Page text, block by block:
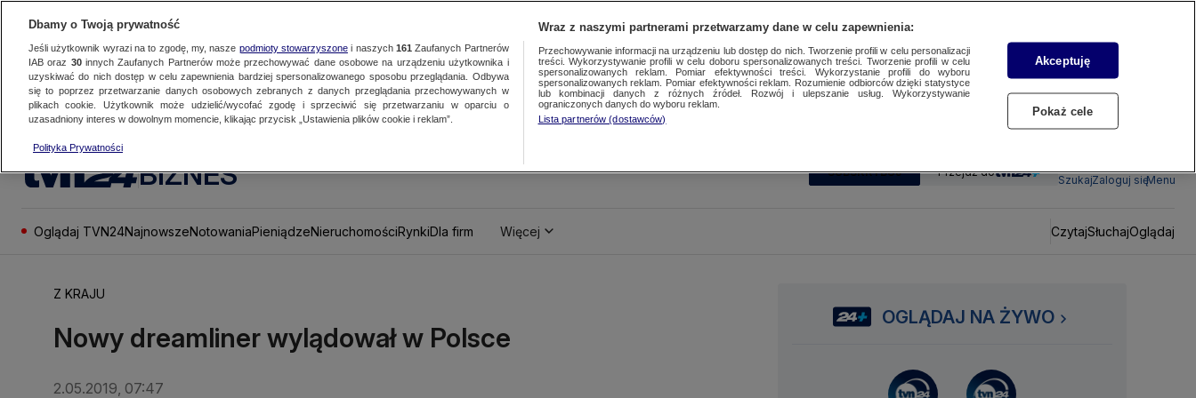
BIZNES SUBSKRYBUJ Przejdź do
SzukajZaloguj sięMenu
Oglądaj TVN24NajnowszeNotowaniaPieniądzeNieruchomościRynkiDla firm Więcej CzytajSłuchajOglądaj
Z KRAJU
Nowy dreamliner wylądował w Polsce
2.05.2019, 07:47
OGLĄDAJ NA ŻYWO
Dbamy o Twoją prywatność
Jeśli użytkownik wyrazi na to zgodę, my, nasze podmioty stowarzyszonei naszych 161 Zaufanych Partnerów
IAB oraz 30innych Zaufanych Partnerów może przechowywać dane osobowe na urządzeniu użytkownika i
uzyskiwać do nich dostęp w celu zapewnienia bardziej spersonalizowanego sposobu przeglądania. Odbywa
się to poprzez przetwarzanie danych osobowych zebranych z danych przeglądania przechowywanych w
plikach cookie. Użytkownik może udzielić/wycofać zgodę i sprzeciwić się przetwarzaniu w oparciu o
uzasadniony interes w dowolnym momencie, klikając przycisk „Ustawienia plików cookie i reklam”.
Polityka Prywatności
Wraz z naszymi partnerami przetwarzamy dane w celu zapewnienia:
Przechowywanie informacji na urządzeniu lub dostęp do nich. Tworzenie profili w celu personalizacji
treści. Wykorzystywanie profili w celu doboru spersonalizowanych treści. Tworzenie profili w celu
spersonalizowanych reklam. Pomiar efektywności treści. Wykorzystanie profili do wyboru
spersonalizowanych reklam. Pomiar efektywności reklam. Rozumienie odbiorców dzięki statystyce
lub kombinacji danych z różnych źródeł. Rozwój i ulepszanie usług. Wykorzystywanie
ograniczonych danych do wyboru reklam.
Lista partnerów (dostawców)
Akceptuję
Pokaż cele